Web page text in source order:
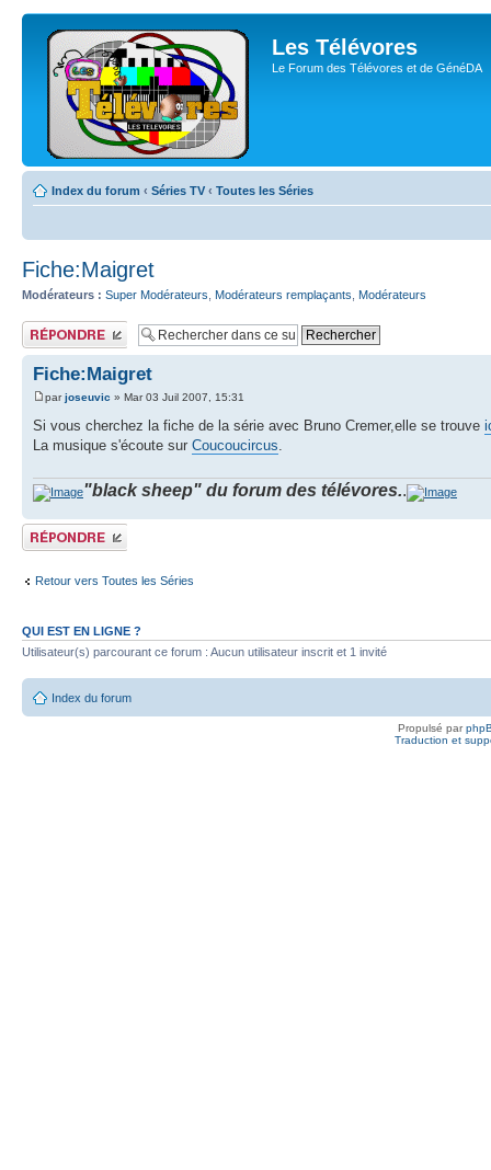
Les Télévores
Le Forum des Télévores et de GénéDA
Index du forum ‹ Séries TV ‹ Toutes les Séries
Fiche:Maigret
Modérateurs : Super Modérateurs Modérateurs remplaçants Modérateurs
Publier une
réponse
Fiche:Maigret
parjoseuvic » Mar 03 Juil 2007, 15:31
Si vous cherchez la fiche de la série avec Bruno Cremer,elle se trouve
La musique s'écoute sur Coucoucircus
"black sheep" du forum des télévores..
Publier une
réponse
Retour vers Toutes les Séries
QUI EST EN LIGNE ?
Utilisateur(s) parcourant ce forum : Aucun utilisateur inscrit et 1 invité
Index du forum
Propulsé par
Traduction et